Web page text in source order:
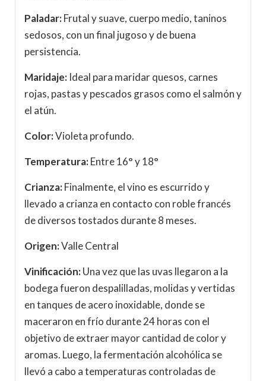
Paladar:Frutal y suave, cuerpo medio, taninos
sedosos, con un final jugoso y de buena
persistencia.
Maridaje: Ideal para maridar quesos, carnes
rojas, pastas y pescados grasos como el salmón y
el atún.
Color:Violeta profundo.
Temperatura:Entre 16° y 18°
Crianza:Finalmente, el vino es escurrido y
llevado a crianza en contacto con roble francés
de diversos tostados durante 8 meses.
Origen:Valle Central
Vinificación:Una vez que las uvas llegaron a la
bodega fueron despalilladas, molidas y vertidas
en tanques de acero inoxidable, donde se
maceraron en frío durante 24 horas con el
objetivo de extraer mayor cantidad de color y
aromas. Luego, la fermentación alcohólica se
llevó a cabo a temperaturas controladas de